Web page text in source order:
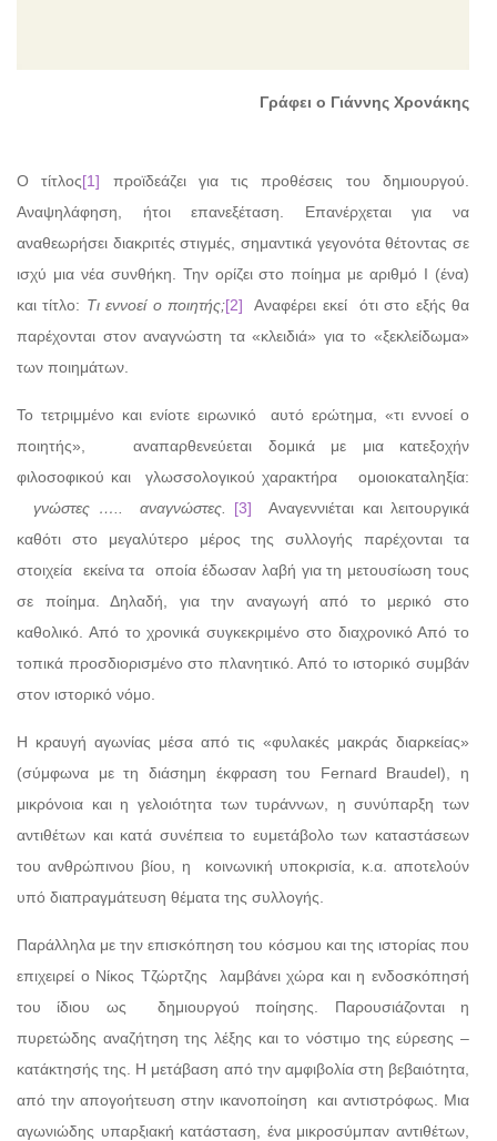
Γράφει ο Γιάννης Χρονάκης
Ο τίτλος[1] προϊδεάζει για τις προθέσεις του δημιουργού.
Αναψηλάφηση, ήτοι επανεξέταση. Επανέρχεται για να
αναθεωρήσει διακριτές στιγμές, σημαντικά γεγονότα θέτοντας σε
ισχύ μια νέα συνθήκη. Την ορίζει στο ποίημα με αριθμό Ι (ένα)
και τίτλο: Τι εννοεί ο ποιητής;[2] Αναφέρει εκεί ότι στο εξής θα
παρέχονται στον αναγνώστη τα «κλειδιά» για το «ξεκλείδωμα»
των ποιημάτων.
Το τετριμμένο και ενίοτε ειρωνικό αυτό ερώτημα, «τι εννοεί ο
ποιητής», αναπαρθενεύεται δομικά με μια κατεξοχήν
φιλοσοφικού και γλωσσολογικού χαρακτήρα ομοιοκαταληξία:
γνώστες ….. αναγνώστες.
[3] Αναγεννιέται και λειτουργικά
καθότι στο μεγαλύτερο μέρος της συλλογής παρέχονται τα
στοιχεία εκείνα τα οποία έδωσαν λαβή για τη μετουσίωση τους
σε ποίημα. Δηλαδή, για την αναγωγή από το μερικό στο
καθολικό. Από το χρονικά συγκεκριμένο στο διαχρονικό Από το
τοπικά προσδιορισμένο στο πλανητικό. Από το ιστορικό συμβάν
στον ιστορικό νόμο.
Η κραυγή αγωνίας μέσα από τις «φυλακές μακράς διαρκείας»
(σύμφωνα με τη διάσημη έκφραση του Fernard Braudel), η
μικρόνοια και η γελοιότητα των τυράννων, η συνύπαρξη των
αντιθέτων και κατά συνέπεια το ευμετάβολο των καταστάσεων
του ανθρώπινου βίου, η κοινωνική υποκρισία, κ.α. αποτελούν
υπό διαπραγμάτευση θέματα της συλλογής.
Παράλληλα με την επισκόπηση του κόσμου και της ιστορίας που
επιχειρεί ο Νίκος Τζώρτζης λαμβάνει χώρα και η ενδοσκόπησή
του ίδιου ως δημιουργού ποίησης. Παρουσιάζονται η
πυρετώδης αναζήτηση της λέξης και το νόστιμο της εύρεσης –
κατάκτησής της. Η μετάβαση από την αμφιβολία στη βεβαιότητα,
από την απογοήτευση στην ικανοποίηση και αντιστρόφως. Μια
αγωνιώδης υπαρξιακή κατάσταση, ένα μικροσύμπαν αντιθέτων,